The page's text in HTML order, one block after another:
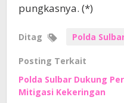
pungkasnya. (*)
Ditag Polda
Posting Terkait
Polda Sulbar Dukung
Mitigasi Kekeringan